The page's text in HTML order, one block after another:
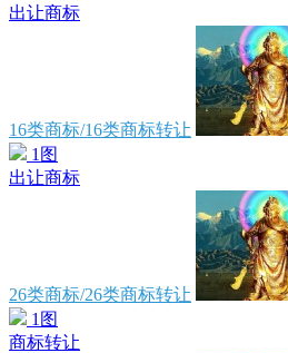
出让商标
16类商标/16类商标转让
1图
出让商标
26类商标/26类商标转让
1图
商标转让